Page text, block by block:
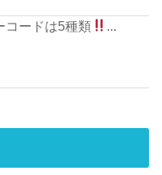
コードは5種類 ...